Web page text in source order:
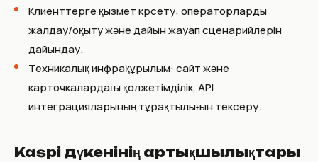
Клиенттерге қызмет көрсету: операторларды
жалдау/оқыту және дайын жауап сценарийлерін
дайындау.
Техникалық инфрақұрылым: сайт және
карточкалардағы қолжетімділік, API
интеграцияларының тұрақтылығын тексеру.
Kaspi дүкенінің артықшылықтары